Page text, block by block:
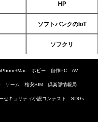
HP
ソフトバンクのIoT
ソフクリ
iPhone/Mac ホビー 自作PC AV
ゲーム 格安SIM 倶楽部情報局
セキュリティ小説コンテスト SDGs